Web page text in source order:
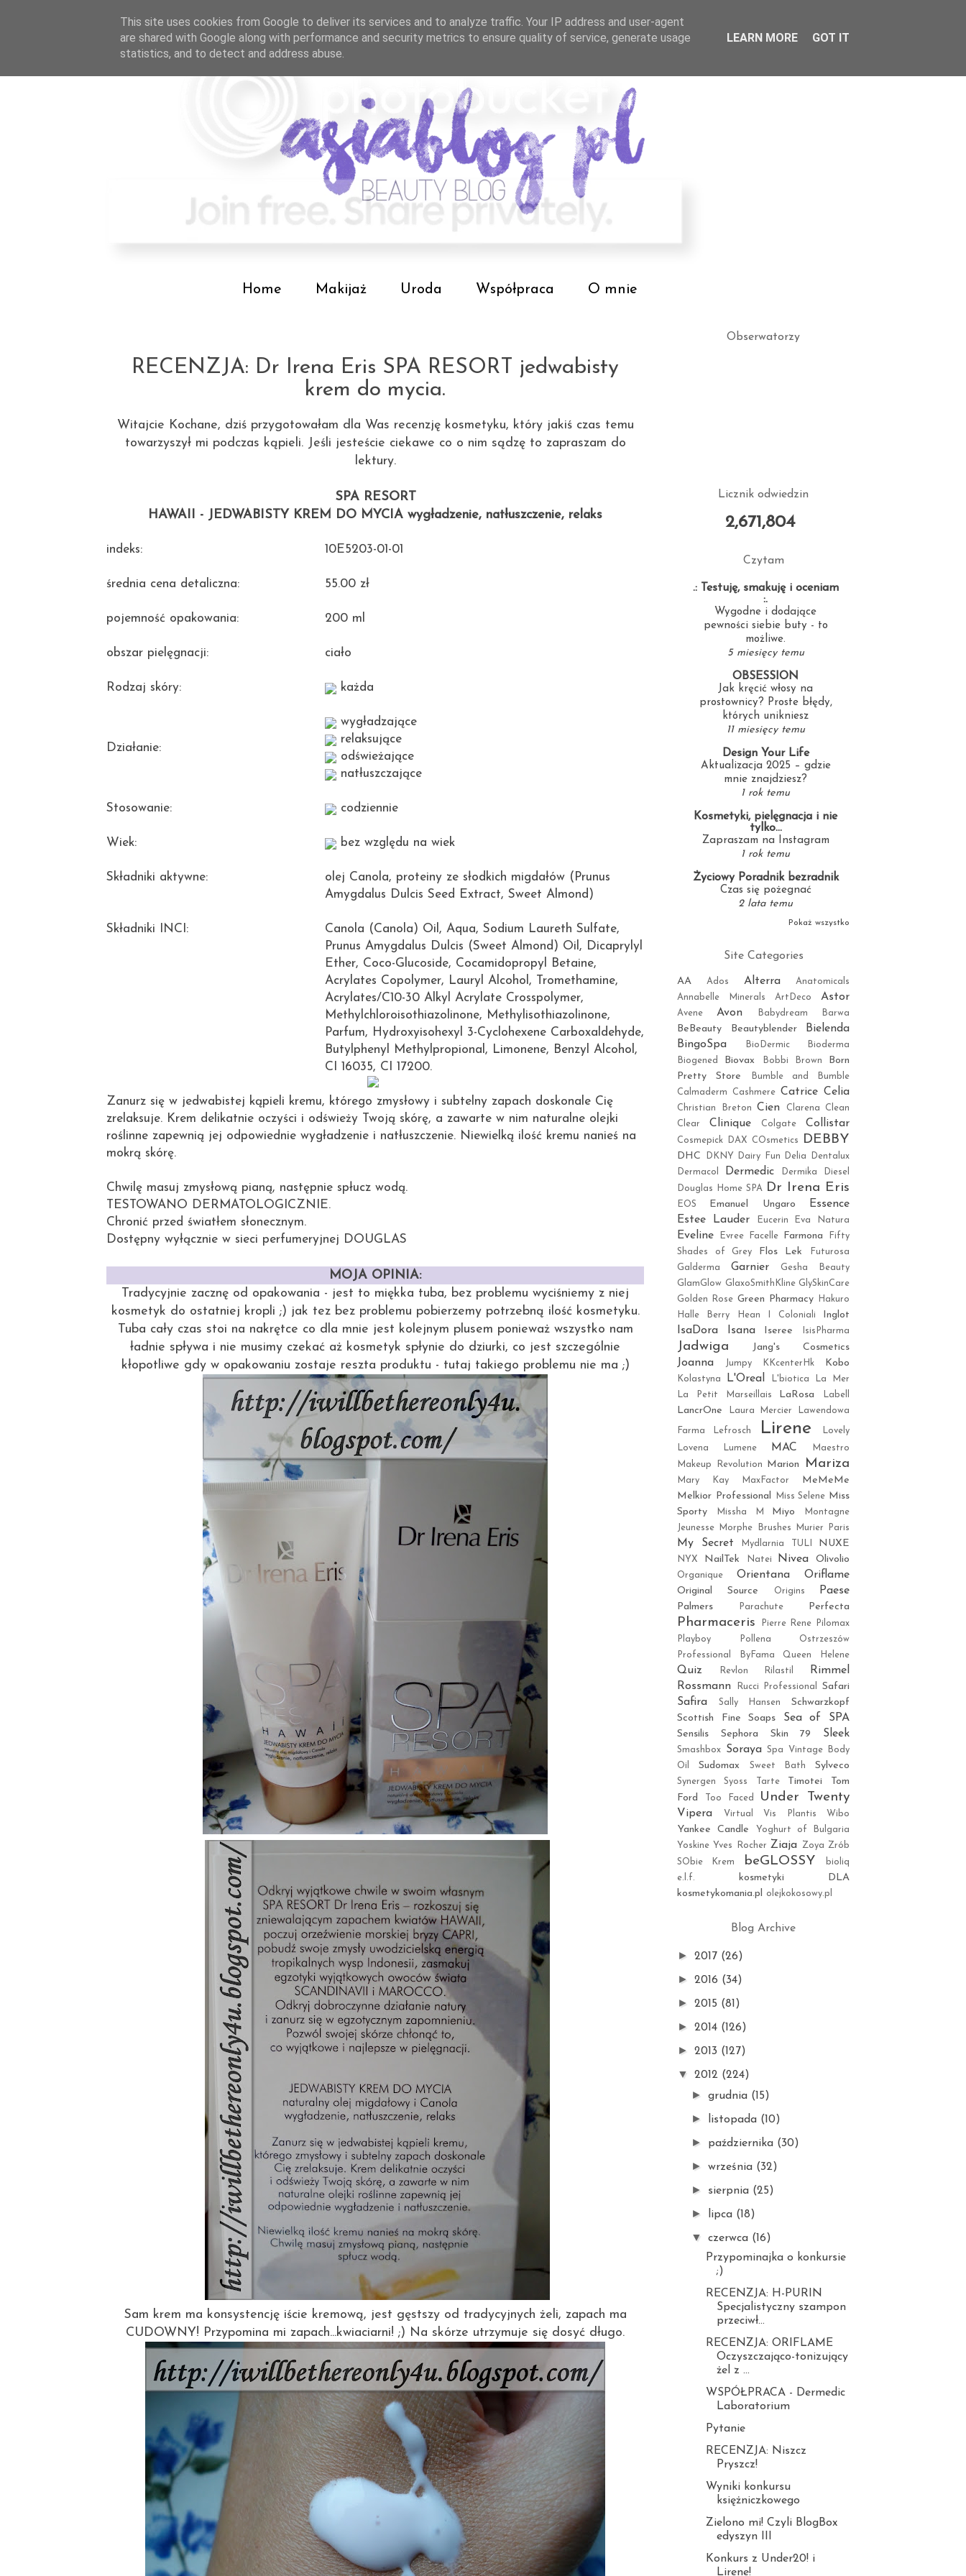
Home Makijaż Uroda Współpraca O mnie
RECENZJA: Dr Irena Eris SPA RESORT jedwabisty
krem do mycia.
Witajcie Kochane, dziś przygotowałam dla Was recenzję kosmetyku, który jakiś czas temu
towarzyszył mi podczas kąpieli. Jeśli jesteście ciekawe co o nim sądzę to zapraszam do
lektury.
SPA RESORT
HAWAII - JEDWABISTY KREM DO MYCIA wygładzenie, natłuszczenie, relaks
indeks: 10E5203-01-01
średnia cena detaliczna: 55.00 zł
pojemność opakowania: 200 ml
obszar pielęgnacji: ciało
Rodzaj skóry: każda
Działanie:
wygładzające
relaksujące
odświeżające
natłuszczające
Stosowanie: codziennie
Wiek: bez względu na wiek
Składniki aktywne: olej Canola, proteiny ze słodkich migdałów (Prunus
Amygdalus Dulcis Seed Extract, Sweet Almond)
Składniki INCI:
Canola (Canola) Oil, Aqua, Sodium Laureth Sulfate,
Prunus Amygdalus Dulcis (Sweet Almond) Oil, Dicaprylyl
Ether, Coco-Glucoside, Cocamidopropyl Betaine,
Acrylates Copolymer, Lauryl Alcohol, Tromethamine,
Acrylates/C10-30 Alkyl Acrylate Crosspolymer,
Methylchloroisothiazolinone, Methylisothiazolinone,
Parfum, Hydroxyisohexyl 3-Cyclohexene Carboxaldehyde,
Butylphenyl Methylpropional, Limonene, Benzyl Alcohol,
CI 16035, CI 17200.
Zanurz się w jedwabistej kąpieli kremu, którego zmysłowy i subtelny zapach doskonale Cię
zrelaksuje. Krem delikatnie oczyści i odświeży Twoją skórę, a zawarte w nim naturalne olejki
roślinne zapewnią jej odpowiednie wygładzenie i natłuszczenie. Niewielką ilość kremu nanieś na
mokrą skórę.
Chwilę masuj zmysłową pianą, następnie spłucz wodą.
TESTOWANO DERMATOLOGICZNIE.
Chronić przed światłem słonecznym.
Dostępny wyłącznie w sieci perfumeryjnej DOUGLAS
MOJA OPINIA:
Tradycyjnie zacznę od opakowania - jest to miękka tuba, bez problemu wyciśniemy z niej
kosmetyk do ostatniej kropli ;) jak tez bez problemu pobierzemy potrzebną ilość kosmetyku.
Tuba cały czas stoi na nakrętce co dla mnie jest kolejnym plusem ponieważ wszystko nam
ładnie spływa i nie musimy czekać aż kosmetyk spłynie do dziurki, co jest szczególnie
kłopotliwe gdy w opakowaniu zostaje reszta produktu - tutaj takiego problemu nie ma ;)
Sam krem ma konsystencję iście kremową, jest gęstszy od tradycyjnych żeli, zapach ma
CUDOWNY! Przypomina mi zapach...kwiaciarni! ;) Na skórze utrzymuje się dosyć długo.
Obserwatorzy
Licznik odwiedzin
2,671,804
Czytam
.: Testuję, smakuję i oceniam
:.
Wygodne i dodające
pewności siebie buty - to
możliwe.
5 miesięcy temu
OBSESSION
Jak kręcić włosy na
prostownicy? Proste błędy,
których unikniesz
11 miesięcy temu
Design Your Life
Aktualizacja 2025 – gdzie
mnie znajdziesz?
1 rok temu
Kosmetyki, pielęgnacja i nie
tylko...
Zapraszam na Instagram
1 rok temu
Życiowy Poradnik bezradnik
Czas się pożegnać
2 lata temu
Pokaż wszystko
Site Categories
AA Ados Alterra
Anatomicals
Annabelle Minerals
ArtDeco Astor
Avene Avon Babydream Barwa
BeBeauty Beautyblender
Bielenda
BingoSpa
BioDermic
Bioderma
Biogened
Biovax Bobbi Brown
Born
Pretty Store
Bumble and Bumble
Calmaderm
Cashmere Catrice Celia
Christian Breton Cien Clarena
Clean
Clear
Clinique Colgate Collistar
Cosmepick DAX COsmetics DEBBY
DHC DKNY Dairy Fun Delia
Dentalux
Dermacol
Dermedic Dermika
Diesel
Douglas Home SPA Dr Irena Eris
EOS Emanuel Ungaro
Essence
Estee Lauder
Eucerin Eva Natura
Eveline Evree Facelle Farmona
Fifty
Shades of Grey
Flos Lek
Futurosa
Galderma
Garnier
Gesha Beauty
GlamGlow GlaxoSmithKline GlySkinCare
Golden Rose Green Pharmacy
Hakuro
Halle Berry
Hean I Coloniali Inglot
IsaDora Isana Iseree IsisPharma
Jadwiga Jang's Cosmetics
Joanna Jumpy KKcenterHk Kobo
Kolastyna L'Oreal L'biotica
La Mer
La Petit Marseillais
LaRosa Labell
LancrOne Laura Mercier Lawendowa
Farma Lefrosch Lirene
Lovely
Lovena
Lumene MAC
Maestro
Makeup Revolution
Marion Mariza
Mary Kay MaxFactor
MeMeMe
Melkior Professional
Miss Selene Miss
Sporty
Missha M Miyo
Montagne
Jeunesse
Morphe Brushes Murier Paris
My Secret Mydlarnia TULI NUXE
NYX NailTek Natei Nivea Olivolio
Organique Orientana Oriflame
Original Source Origins Paese
Palmers Parachute Perfecta
Pharmaceris Pierre Rene
Pilomax
Playboy
Pollena Ostrzeszów
Professional ByFama
Queen Helene
Quiz Revlon Rilastil
Rimmel
Rossmann
Rucci Professional Safari
Safira Sally Hansen
Schwarzkopf
Scottish Fine Soaps
Sea of SPA
Sensilis Sephora Skin 79 Sleek
Smashbox Soraya Spa Vintage Body
Oil
Sudomax Sweet Bath Sylveco
Synergen Syoss Tarte Timotei
Tom
Ford
Too Faced Under Twenty
Vipera Virtual Vis Plantis Wibo
Yankee Candle
Yoghurt of Bulgaria
Yoskine Yves Rocher Ziaja Zoya Zrób
SObie Krem
beGLOSSY
bioliq
e.l.f.
kosmetyki DLA
kosmetykomania.pl olejkokosowy.pl
Blog Archive
► 2017 (26)
► 2016 (34)
► 2015 (81)
► 2014 (126)
► 2013 (127)
▼ 2012 (224)
►grudnia (15)
► listopada (10)
► października (30)
►września (32)
► sierpnia (25)
► lipca (18)
▼czerwca (16)
Przypominajka o konkursie
;)
RECENZJA: H-PURIN
Specjalistyczny szampon
przeciwł...
RECENZJA: ORIFLAME
Oczyszczająco-tonizujący
żel z ...
WSPÓŁPRACA - Dermedic
Laboratorium
Pytanie
RECENZJA: Niszcz
Pryszcz!
Wyniki konkursu
księżniczkowego
Zielono mi! Czyli BlogBox
edyszyn III
Konkurs z Under20! i
Lirene!
This site uses cookies from Google to deliver its services and to analyze traffic. Your IP address and user-agent
are shared with Google along with performance and security metrics to ensure quality of service, generate usage
statistics, and to detect and address abuse.
LEARN MORE GOT IT